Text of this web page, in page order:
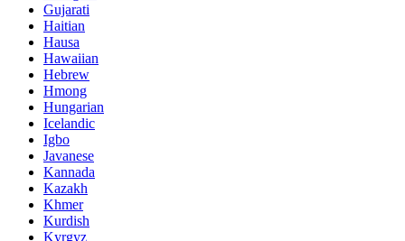
Gujarati
Haitian
Hausa
Hawaiian
Hebrew
Hmong
Hungarian
Icelandic
Igbo
Javanese
Kannada
Kazakh
Khmer
Kurdish
Kyrgyz